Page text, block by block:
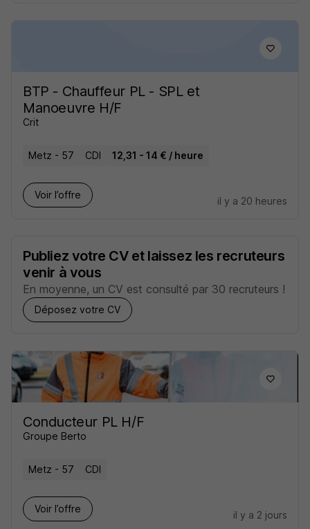
BTP - Chauffeur PL - SPL et
Manoeuvre H/F
Crit
Metz - 57 CDI 12,31 - 14 € / heure
Voir l’offre
il y a 20 heures
Publiez votre CV et laissez les recruteurs
venir à vous
En moyenne, un CV est consulté par 30 recruteurs !
Déposez votre CV
Conducteur PL H/F
Groupe Berto
Metz - 57 CDI
Voir l’offre
il y a 2 jours